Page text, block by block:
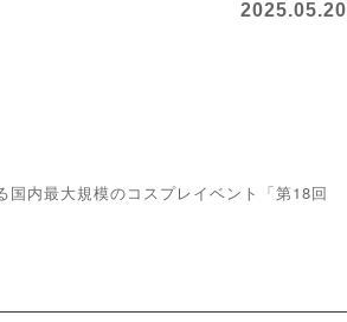
2025.05.20
内最大規模のコスプレイベント「第18回